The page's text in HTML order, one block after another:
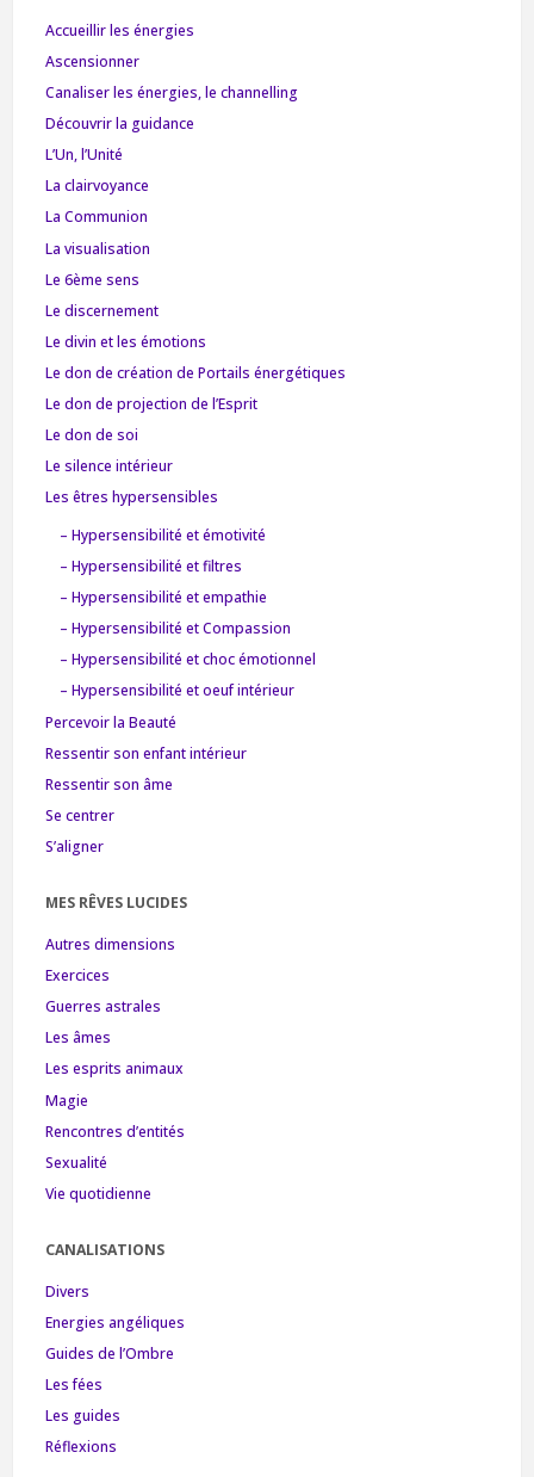
Accueillir les énergies
Ascensionner
Canaliser les énergies, le channelling
Découvrir la guidance
L’Un, l’Unité
La clairvoyance
La Communion
La visualisation
Le 6ème sens
Le discernement
Le divin et les émotions
Le don de création de Portails énergétiques
Le don de projection de l’Esprit
Le don de soi
Le silence intérieur
Les êtres hypersensibles
– Hypersensibilité et émotivité
– Hypersensibilité et filtres
– Hypersensibilité et empathie
– Hypersensibilité et Compassion
– Hypersensibilité et choc émotionnel
– Hypersensibilité et oeuf intérieur
Percevoir la Beauté
Ressentir son enfant intérieur
Ressentir son âme
Se centrer
S’aligner
MES RÊVES LUCIDES
Autres dimensions
Exercices
Guerres astrales
Les âmes
Les esprits animaux
Magie
Rencontres d’entités
Sexualité
Vie quotidienne
CANALISATIONS
Divers
Energies angéliques
Guides de l’Ombre
Les fées
Les guides
Réflexions